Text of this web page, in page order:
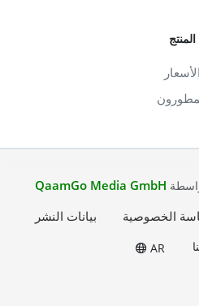
المنتج
الأسعار
QaamGo Media GmbH
الخصوصية بيانات النشر
AR